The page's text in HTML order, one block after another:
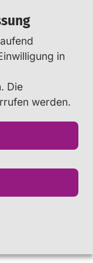
in
Die
werden.
Beratung
Eltern,